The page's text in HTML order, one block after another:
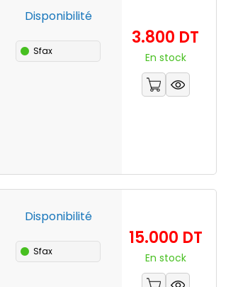
Disponibilité
Sfax
3.800 DT
En stock
Disponibilité
Sfax
15.000 DTPrix
En stock